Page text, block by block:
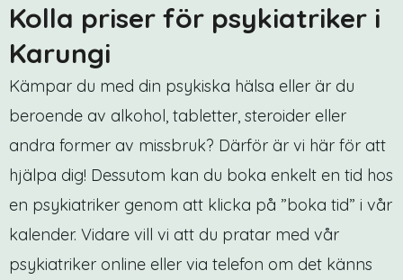
Kolla priser för psykiatriker i
Karungi
Kämpar du med din psykiska hälsa eller är du
beroende av alkohol, tabletter, steroider eller
andra former av missbruk? Därför är vi här för att
hjälpa dig! Dessutom kan du boka enkelt en tid hos
en psykiatriker genom att klicka på ”boka tid” i vår
kalender. Vidare vill vi att du pratar med vår
psykiatriker online eller via telefon om det känns